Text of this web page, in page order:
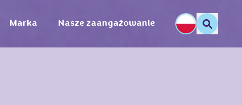
Marka Nasze zaangażowanie